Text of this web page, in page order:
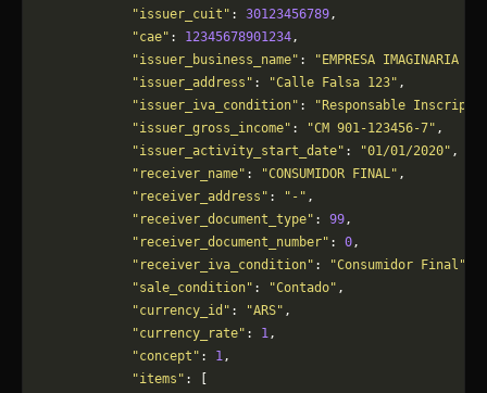
            "issuer_cuit"
: 30123456789,
            "cae"
: 12345678901234,
            "issuer_business_name"
:
"EMPRESA IMAGINARIA
            "issuer_address"
: "Calle Falsa 123" ,
            "issuer_iva_condition"
:
"Responsable
            "issuer_gross_income"
: "CM 901-123456-7" ,
            "issuer_activity_start_date"
: "01/01/2020" ,
            "receiver_name"
: "CONSUMIDOR FINAL" ,
            "receiver_address"
: "-" ,
            "receiver_document_type"
: 99,
            "receiver_document_number"
: 0,
            "receiver_iva_condition"
: "Consumidor Final"
            "sale_condition"
: "Contado" ,
            "currency_id"
: "ARS" ,
            "currency_rate"
: 1,
            "concept"
: 1,
            "items"
: [